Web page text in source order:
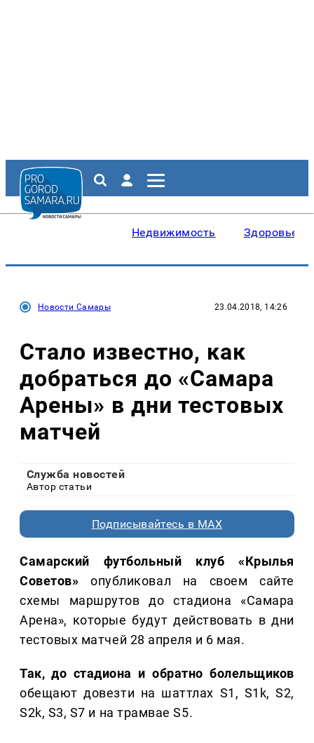
Недвижимость Здоровье
Новости Самары 23.04.2018, 14:26
Стало известно, как
добраться до «Самара
Арены» в дни тестовых
матчей
Служба новостей
Автор статьи
Подписывайтесь в MAX
Самарский футбольный клуб «Крылья
Советов» опубликовал на своем сайте
схемы маршрутов до стадиона «Самара
Арена», которые будут действовать в дни
тестовых матчей 28 апреля и 6 мая.
Так, до стадиона и обратно болельщиков
обещают довезти на шаттлах S1, S1k, S2,
S2k, S3, S7 и на трамвае S5.